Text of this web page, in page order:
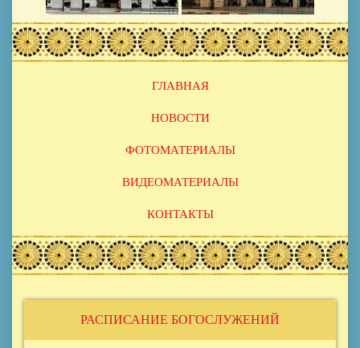
ГЛАВНАЯ
НОВОСТИ
ФОТОМАТЕРИАЛЫ
ВИДЕОМАТЕРИАЛЫ
КОНТАКТЫ
РАСПИСАНИЕ БОГОСЛУЖЕНИЙ